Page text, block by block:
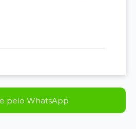
pelo WhatsApp